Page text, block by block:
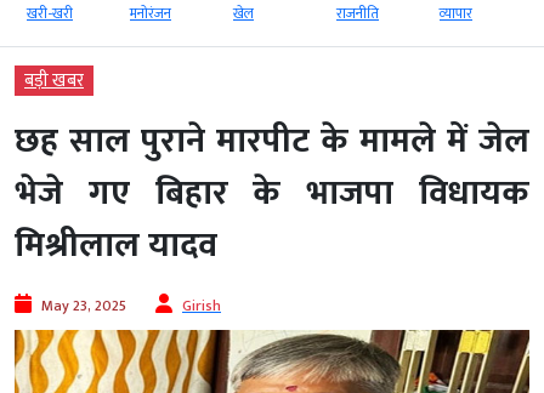
खरी-खरी मनोरंजन खेल राजनीति व्‍यापार
बड़ी खबर
छह साल पुराने मारपीट के मामले में जेल
भेजे गए बिहार के भाजपा विधायक
मिश्रीलाल यादव
May 23, 2025 Girish